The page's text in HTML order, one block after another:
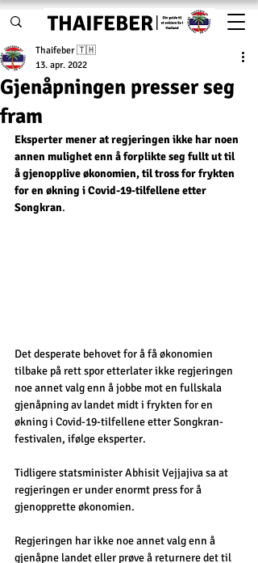
Gjenåpningen presser seg
fram
Thaifeber 🇹🇭
13. apr. 2022
Eksperter mener at regjeringen ikke har noen
annen mulighet enn å forplikte seg fullt ut til
å gjenopplive økonomien, til tross for frykten
for en økning i Covid-19-tilfellene etter
Songkran.
Det desperate behovet for å få økonomien
tilbake på rett spor etterlater ikke regjeringen
noe annet valg enn å jobbe mot en fullskala
gjenåpning av landet midt i frykten for en
økning i Covid-19-tilfellene etter Songkran-
festivalen, ifølge eksperter.
Tidligere statsminister Abhisit Vejjajiva sa at
regjeringen er under enormt press for å
gjenopprette økonomien.
Regjeringen har ikke noe annet valg enn å
gjenåpne landet eller prøve å returnere det til